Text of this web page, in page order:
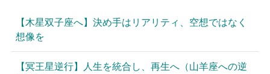
【木星双子座へ】決め手はリアリティ、空想ではなく
想像を
【冥王星逆行】人生を統合し、再生へ（山羊座への逆